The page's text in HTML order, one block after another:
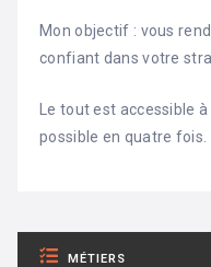
Mon objectif : vous
confiant dans votre
Le tout est accessible
possible en quatre fois.
MÉTIERS